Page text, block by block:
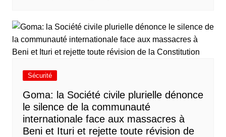
Sécurité
Goma: la Société civile plurielle dénonce
le silence de la communauté
internationale face aux massacres à
Beni et Ituri et rejette toute révision de